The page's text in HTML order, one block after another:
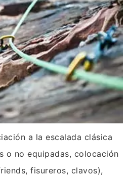
a la escalada clásica
o no equipadas, colocación
fisureros, clavos),